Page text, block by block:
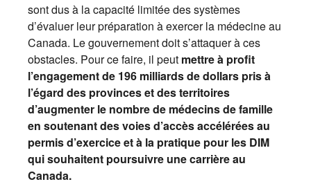
sont dus à la capacité limitée des systèmes
d’évaluer leur préparation à exercer la médecine au
Canada. Le gouvernement doit s’attaquer à ces
obstacles. Pour ce faire, il peut mettre à profit
l’engagement de 196 milliards de dollars pris à
l’égard des provinces et des territoires
d’augmenter le nombre de médecins de famille
en soutenant des voies d’accès accélérées au
permis d’exercice et à la pratique pour les DIM
qui souhaitent poursuivre une carrière au
Canada.